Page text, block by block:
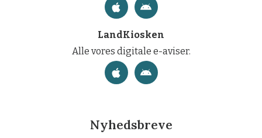
LandKiosken
Alle vores digitale e-aviser.
Nyhedsbreve